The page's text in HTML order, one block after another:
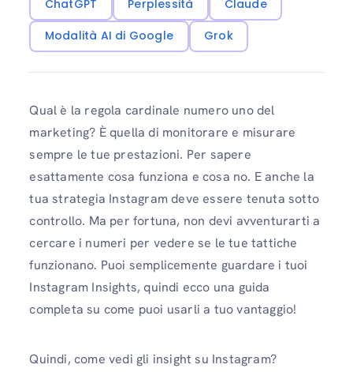
ChatGPT Perplessità
Claude
Modalità AI di Google
Grok
Qual è la regola cardinale numero uno del
marketing? È quella di monitorare e misurare
sempre le tue prestazioni. Per sapere
esattamente cosa funziona e cosa no. E anche la
tua strategia Instagram deve essere tenuta sotto
controllo. Ma per fortuna, non devi avventurarti a
cercare i numeri per vedere se le tue tattiche
funzionano. Puoi semplicemente guardare i tuoi
Instagram Insights, quindi ecco una guida
completa su come puoi usarli a tuo vantaggio!
Quindi, come vedi gli insight su Instagram?